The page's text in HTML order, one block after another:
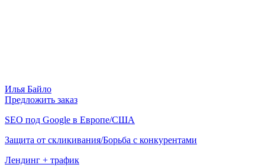
Илья Байло
Предложить заказ
SEO под Google в Европе/США
Защита от скликивания/Борьба с конкурентами
Лендинг + трафик